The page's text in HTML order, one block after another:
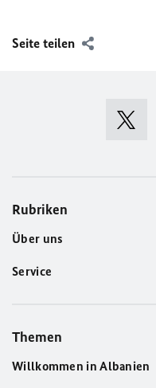
Seite teilen
Rubriken
Über uns
Service
Themen
Willkommen in Albanien